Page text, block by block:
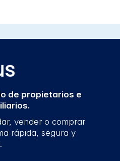
de propietarios e
vender o comprar
rápida, segura y